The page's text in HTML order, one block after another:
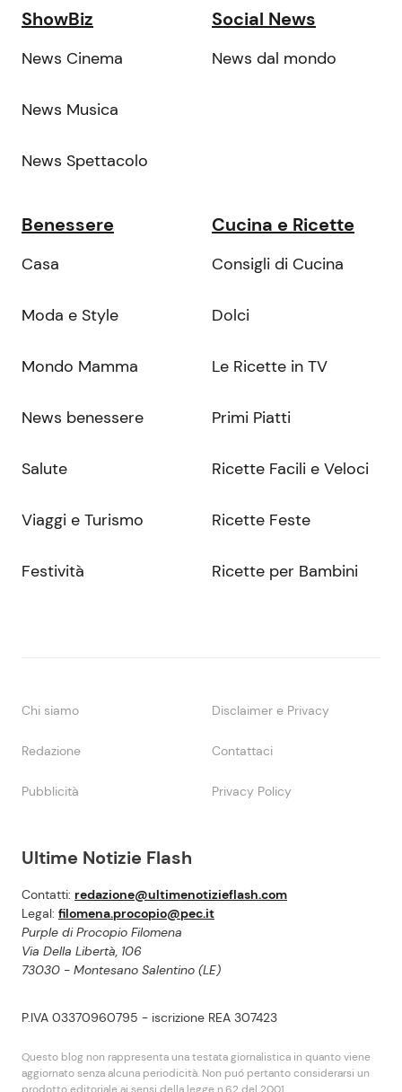
Ultime Notizie Flash
Contatti: redazione@ultimenotizieflash.com
Legal: filomena.procopio@pec.it
Purple di Procopio Filomena
Via Della Libertà, 106
73030 - Montesano Salentino (LE)
P.IVA 03370960795 - iscrizione REA 307423
Questo blog non rappresenta una testata giornalistica in quanto viene
aggiornato senza alcuna periodicità. Non puó pertanto considerarsi un
prodotto editoriale ai sensi della legge n.62 del 2001.
ShowBiz
News Cinema
News Musica
News Spettacolo
Social News
News dal mondo
Benessere
Casa
Moda e Style
Mondo Mamma
News benessere
Salute
Viaggi e Turismo
Festività
Cucina e Ricette
Consigli di Cucina
Dolci
Le Ricette in TV
Primi Piatti
Ricette Facili e Veloci
Ricette Feste
Ricette per Bambini
Chi siamo Disclaimer e Privacy
Redazione Contattaci
Pubblicità Privacy Policy